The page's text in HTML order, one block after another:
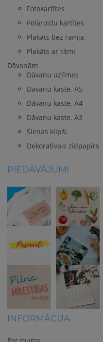
Fotokartītes
Polaroīdu kartītes
Plakāts bez rāmja
Plakāts ar rāmi
Dāvanām
Dāvanu uzlīmes
Dāvanu kaste, A5
Dāvanu kaste, A4
Dāvanu kaste, A3
Sienas klipši
Dekoratīvais zīdpapīrs
PIEDĀVĀJUMI
INFORMĀCIJA